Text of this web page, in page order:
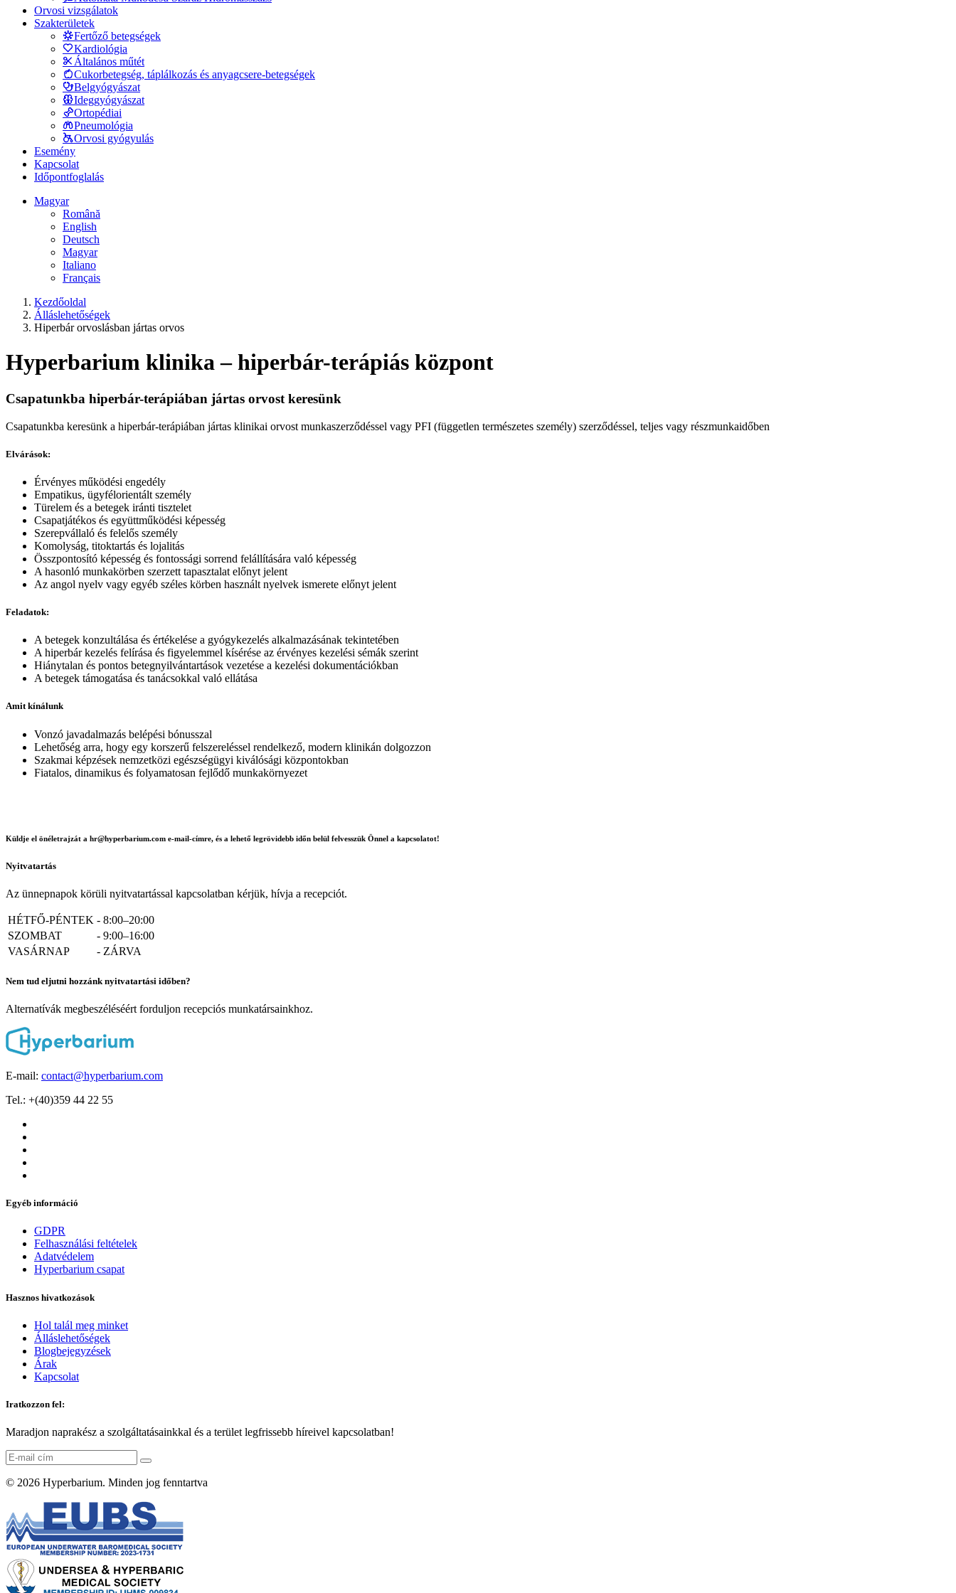
Orvosi vizsgálatok
Szakterületek
Fertőző betegségek
Kardiológia
Általános műtét
Cukorbetegség, táplálkozás és anyagcsere-betegségek
Belgyógyászat
Ideggyógyászat
Ortopédiai
Pneumológia
Orvosi gyógyulás
Esemény
Kapcsolat
Időpontfoglalás
Magyar
Română
English
Deutsch
Magyar
Italiano
Français
Kezdőoldal
Álláslehetőségek
Hiperbár orvoslásban jártas orvos
Hyperbarium klinika – hiperbár-terápiás központ
Csapatunkba hiperbár-terápiában jártas orvost keresünk
Csapatunkba keresünk a hiperbár-terápiában jártas klinikai orvost munkaszerződéssel vagy PFI (független természetes személy) szerződéssel, teljes vagy részmunkaidőben
Elvárások:
Érvényes működési engedély
Empatikus, ügyfélorientált személy
Türelem és a betegek iránti tisztelet
Csapatjátékos és együttműködési képesség
Szerepvállaló és felelős személy
Komolyság, titoktartás és lojalitás
Összpontosító képesség és fontossági sorrend felállítására való képesség
A hasonló munkakörben szerzett tapasztalat előnyt jelent
Az angol nyelv vagy egyéb széles körben használt nyelvek ismerete előnyt jelent
Feladatok:
A betegek konzultálása és értékelése a gyógykezelés alkalmazásának tekintetében
A hiperbár kezelés felírása és figyelemmel kísérése az érvényes kezelési sémák szerint
Hiánytalan és pontos betegnyilvántartások vezetése a kezelési dokumentációkban
A betegek támogatása és tanácsokkal való ellátása
Amit kínálunk
Vonzó javadalmazás belépési bónusszal
Lehetőség arra, hogy egy korszerű felszereléssel rendelkező, modern klinikán dolgozzon
Szakmai képzések nemzetközi egészségügyi kiválósági központokban
Fiatalos, dinamikus és folyamatosan fejlődő munkakörnyezet
Küldje el önéletrajzát a hr@hyperbarium.com e-mail-címre, és a lehető legrövidebb időn belül felvesszük Önnel a kapcsolatot!
Nyitvatartás
Az ünnepnapok körüli nyitvatartással kapcsolatban kérjük, hívja a recepciót.
HÉTFŐ-PÉNTEK - 8:00–20:00
SZOMBAT
- 9:00–16:00
VASÁRNAP
- ZÁRVA
Nem tud eljutni hozzánk nyitvatartási időben?
Alternatívák megbeszéléséért forduljon recepciós munkatársainkhoz.
E-mail: contact@hyperbarium.com
Tel.: +(40)359 44 22 55
Egyéb információ
GDPR
Felhasználási feltételek
Adatvédelem
Hyperbarium csapat
Hasznos hivatkozások
Hol talál meg minket
Álláslehetőségek
Blogbejegyzések
Árak
Kapcsolat
Iratkozzon fel:
Maradjon naprakész a szolgáltatásainkkal és a terület legfrissebb híreivel kapcsolatban!
© 2026 Hyperbarium. Minden jog fenntartva